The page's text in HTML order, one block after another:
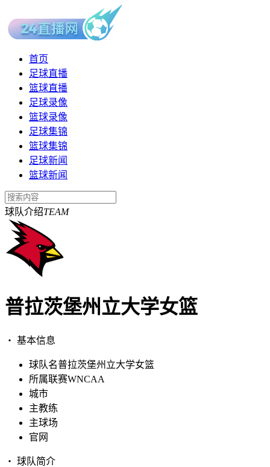
首页
足球直播
篮球直播
足球录像
篮球录像
足球集锦
篮球集锦
足球新闻
篮球新闻
球队介绍TEAM
普拉茨堡州立大学女篮
・ 基本信息
球队名普拉茨堡州立大学女篮
所属联赛WNCAA
城市
主教练
主球场
官网
・ 球队简介